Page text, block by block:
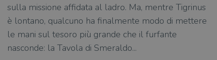
sulla missione affidata al ladro. Ma, mentre Tigrinus
è lontano, qualcuno ha finalmente modo di mettere
le mani sul tesoro più grande che il furfante
nasconde: la Tavola di Smeraldo...